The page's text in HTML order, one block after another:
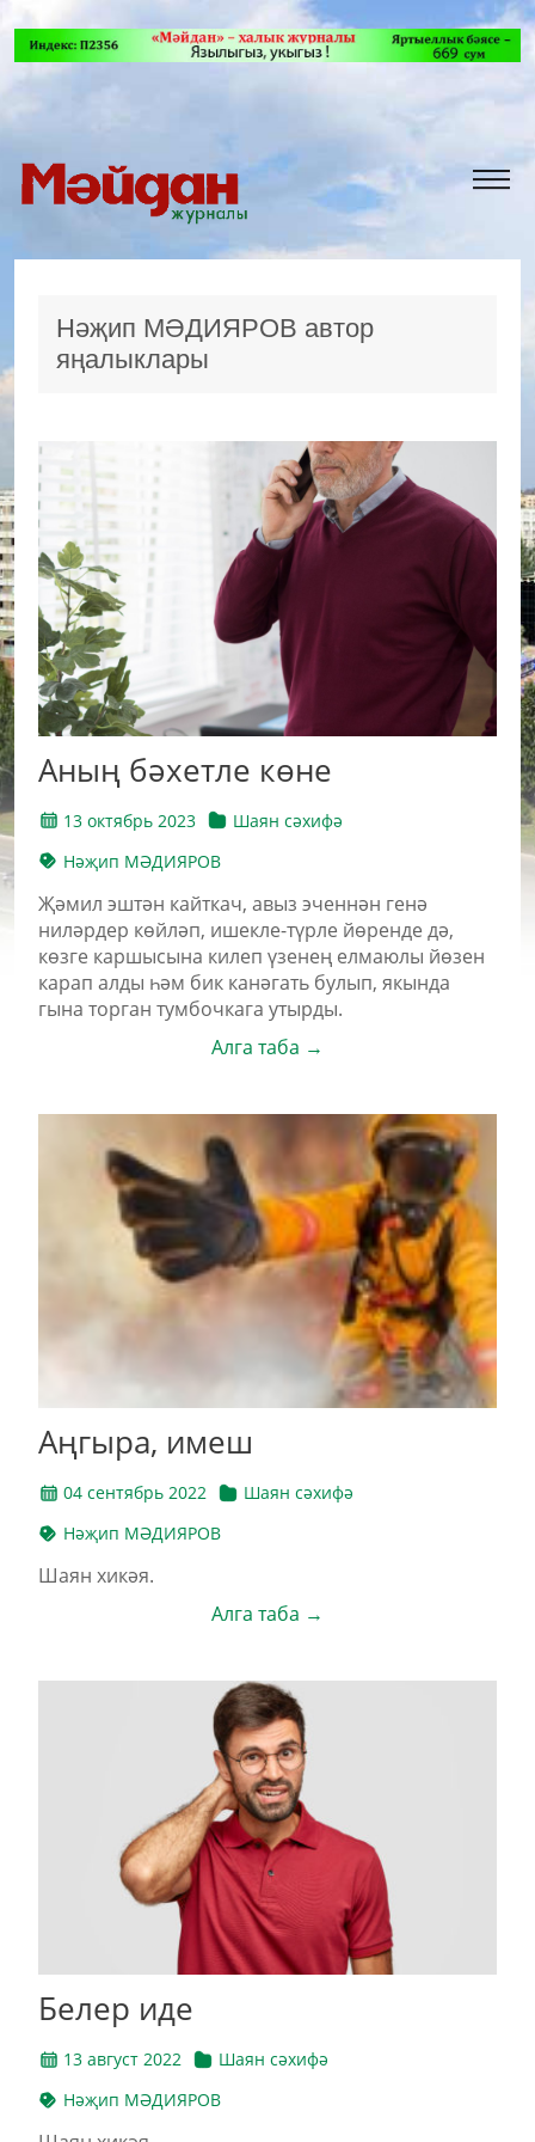
Нәҗип МӘДИЯРОВ автор
яңалыклары
Аның бәхетле көне
13 октябрь 2023
Шаян сәхифә
Нәҗип МӘДИЯРОВ
Җәмил эштән кайткач, авыз эченнән генә
ниләрдер көйләп, ишекле-түрле йөренде дә,
көзге каршысына килеп үзенең елмаюлы йөзен
карап алды һәм бик канәгать булып, якында
гына торган тумбочкага утырды.
Алга таба →
Аңгыра, имеш
04 сентябрь 2022
Шаян сәхифә
Нәҗип МӘДИЯРОВ
Шаян хикәя.
Алга таба →
Белер иде
13 август 2022
Шаян сәхифә
Нәҗип МӘДИЯРОВ